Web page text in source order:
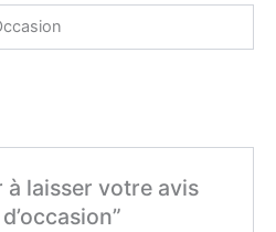
à laisser votre avis